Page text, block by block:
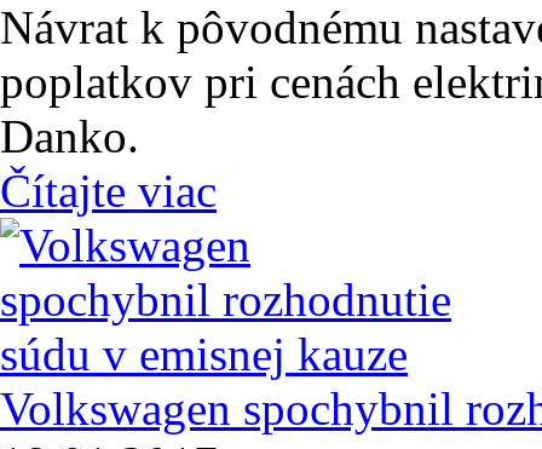
Návrat k pôvodnému
poplatkov pri cenách
Danko.
Čítajte viac
Volkswagen spochybnil